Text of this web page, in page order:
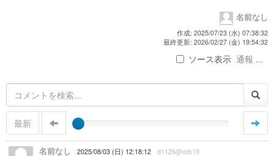
名前なし
作成: 2025/07/23 (水) 07:38:32
最終更新: 2026/02/27 (金) 19:54:32
ソース表示 通報 ...
最新
名前なし 2025/08/03 (日) 12:18:12 d1126@ccb19